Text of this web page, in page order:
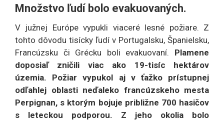
Množstvo ľudí bolo evakuovaných.
V južnej Európe vypukli viaceré lesné požiare. Z
tohto dôvodu tisícky ľudí v Portugalsku, Španielsku,
Francúzsku či Grécku boli evakuovaní. Plamene
doposiaľ zničili viac ako 19-tisíc hektárov
územia.
Požiar vypukol aj v ťažko prístupnej
odľahlej oblasti neďaleko francúzskeho mesta
Perpignan, s ktorým bojuje približne 700 hasičov
s leteckou podporou. Z jeho okolia bolo